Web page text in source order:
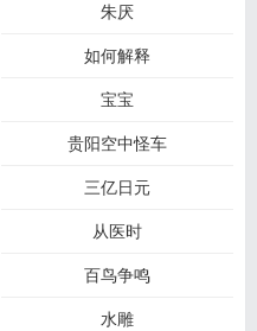
朱厌
如何解释
宝宝
贵阳空中怪车
三亿日元
从医时
百鸟争鸣
水雕